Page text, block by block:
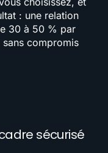
: une relation
30 à 50 % par
compromis
sécurisé